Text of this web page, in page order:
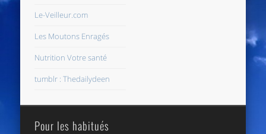
Le-Veilleur.com
Les Moutons Enragés
Nutrition Votre santé
tumblr : Thedailydeen
Pour les habitués